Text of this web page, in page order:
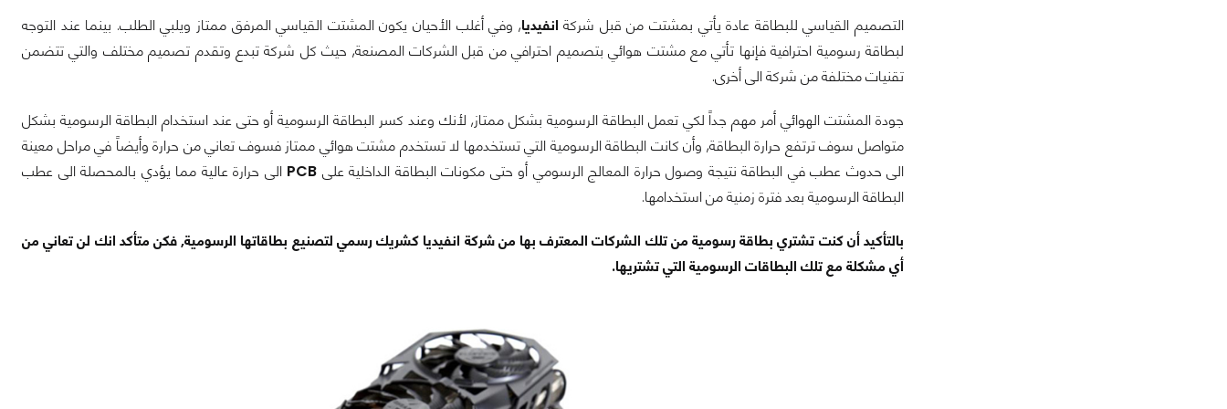
التصميم القياسي للبطاقة عادة يأتي بمشتت من قبل شركة انفيديا, وفي أغلب الأحيان يكون المشتت القياسي المرفق ممتاز ويلبي الطلب. بينما عند التوجه
لبطاقة رسومية احترافية فإنها تأتي مع مشتت هوائي بتصميم احترافي من قبل الشركات المصنعة, حيث كل شركة تبدع وتقدم تصميم مختلف والتي تتضمن
تقنيات مختلفة من شركة الى أخرى.
جودة المشتت الهوائي أمر مهم جداً لكي تعمل البطاقة الرسومية بشكل ممتاز, لأنك وعند كسر البطاقة الرسومية أو حتى عند استخدام البطاقة الرسومية بشكل
متواصل سوف ترتفع حرارة البطاقة, وأن كانت البطاقة الرسومية التي تستخدمها لا تستخدم مشتت هوائي ممتاز فسوف تعاني من حرارة وأيضاً في مراحل معينة
الى حدوث عطب في البطاقة نتيجة وصول حرارة المعالج الرسومي أو حتى مكونات البطاقة الداخلية على PCB الى حرارة عالية مما يؤدي بالمحصلة الى عطب
البطاقة الرسومية بعد فترة زمنية من استخدامها.
بالتأكيد أن كنت تشتري بطاقة رسومية من تلك الشركات المعترف بها من شركة انفيديا كشريك رسمي لتصنيع بطاقاتها الرسومية, فكن متأكد انك لن تعاني من
أي مشكلة مع تلك البطاقات الرسومية التي تشتريها.